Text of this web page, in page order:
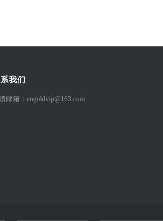
我们
邮箱：cngoldvip@163.com